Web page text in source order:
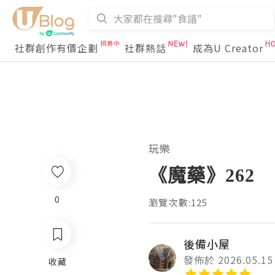
社群創作有價企劃 社群熱話 成為U Creator
玩樂
《魔藥》262
瀏覽次數:125
後備小屋
發佈於 2026.05.15
0
收藏